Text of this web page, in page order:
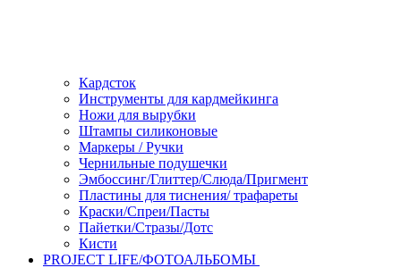
Кардсток
Инструменты для кардмейкинга
Ножи для вырубки
Штампы силиконовые
Маркеры / Ручки
Чернильные подушечки
Эмбоссинг/Глиттер/Слюда/Пригмент
Пластины для тиснения/ трафареты
Краски/Спреи/Пасты
Пайетки/Стразы/Дотс
Кисти
PROJECT LIFE/ФОТОАЛЬБОМЫ